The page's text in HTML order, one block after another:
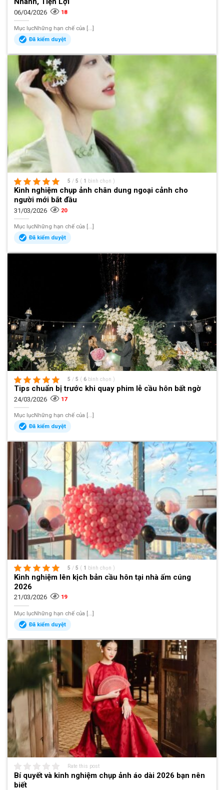
06/04/2026 18
Mục lụcNhững hạn chế của [...]
Đã kiểm duyệt
5 / 5 ( 1 bình chọn )
Kinh nghiệm chụp ảnh chân dung ngoại cảnh cho
người mới bắt đầu
31/03/2026 20
Mục lụcNhững hạn chế của [...]
Đã kiểm duyệt
5 / 5 ( 6 bình chọn )
Tips chuẩn bị trước khi quay phim lễ cầu hôn bất ngờ
24/03/2026 17
Mục lụcNhững hạn chế của [...]
Đã kiểm duyệt
5 / 5 ( 1 bình chọn )
Kinh nghiệm lên kịch bản cầu hôn tại nhà ấm cúng
2026
21/03/2026 19
Mục lụcNhững hạn chế của [...]
Đã kiểm duyệt
Rate this post
Bí quyết và kinh nghiệm chụp ảnh áo dài 2026 bạn nên
biết